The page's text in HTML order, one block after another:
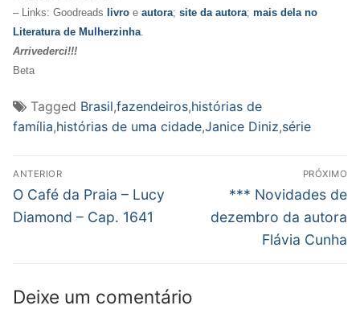
– Links: Goodreads
livro e autora; site da autora; mais dela no
Literatura de Mulherzinha
Arrivederci!!!
Beta
Tagged Brasil,fazendeiros,histórias de
família,histórias de uma cidade,Janice Diniz,série
Navegação
de
Post
ANTERIOR
Post
anterior:
O Café da Praia – Lucy
Diamond – Cap. 1641
PRÓXIMO
Próximo
post:
*** Novidades de
dezembro da autora
Flávia Cunha
Deixe um comentário